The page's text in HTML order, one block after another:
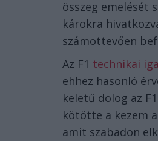
összeg emelését
károkra
számottevően
Az F1 technikai
ehhez hasonló
keletű dolog az
kötötte a kezem
amit szabadon